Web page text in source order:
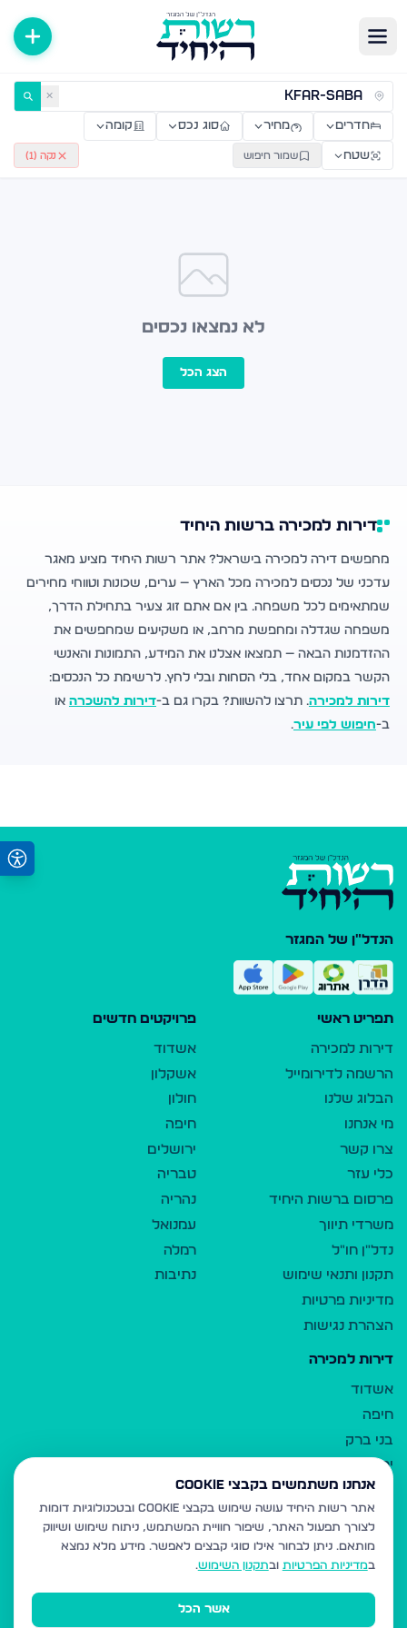
דירות למכירה ולהשכרה — רשות היחיד ✕
חדרים מחיר סוג נכס קומה
שטח שמור חיפוש נקה ( 1
)
לא נמצאו נכסים
הצג הכל
דירות למכירה ברשות היחיד
מחפשים דירה למכירה בישראל? אתר רשות היחיד מציע מאגר
עדכני של נכסים למכירה מכל הארץ — ערים, שכונות וטווחי מחירים
שמתאימים לכל משפחה. בין אם אתם זוג צעיר בתחילת הדרך,
משפחה שגדלה ומחפשת מרחב, או משקיעים שמחפשים את
ההזדמנות הבאה — תמצאו אצלנו את המידע, התמונות והאנשי
הקשר במקום אחד, בלי הסחות ובלי לחץ. לרשימת כל הנכסים:
דירות למכירה. תרצו להשוות? בקרו גם ב-דירות להשכרה או
ב-חיפוש לפי עיר.
הנדל"ן של המגזר
תפריט ראשי
דירות למכירה
הרשמה לדירומייל
הבלוג שלנו
מי אנחנו
צרו קשר
כלי עזר
פרסום ברשות היחיד
משרדי תיווך
נדל"ן חו"ל
תקנון ותנאי שימוש
מדיניות פרטיות
הצהרת נגישות
פרויקטים חדשים
אשדוד
אשקלון
חולון
חיפה
ירושלים
טבריה
נהריה
עמנואל
רמלה
נתיבות
דירות למכירה
אשדוד
חיפה
בני ברק
ירושלים
אלעד
גבעת זאב
בית שמש
רכסים
מודיעין עילית
אנחנו משתמשים בקבצי Cookie
אתר רשות היחיד עושה שימוש בקבצי Cookie ובטכנולוגיות דומות
לצורך תפעול האתר, שיפור חוויית המשתמש, ניתוח שימוש ושיווק
מותאם. ניתן לבחור אילו סוגי קבצים לאפשר. מידע מלא נמצא
במדיניות הפרטיות ובתקנון השימוש.
אשר הכל